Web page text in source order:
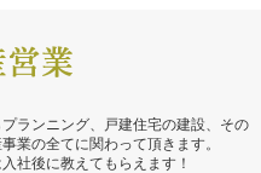
ランニング、戸建住宅の建設、その
業の全てに関わって頂きます。
社後に教えてもらえます！